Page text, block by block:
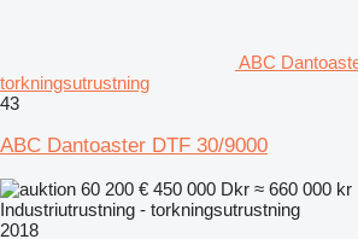
ABC
torkningsutrustning
43
ABC Dantoaster DTF 30/9000
60 200 € 450 000 Dkr ≈ 660 000 kr
Industriutrustning - torkningsutrustning
2018